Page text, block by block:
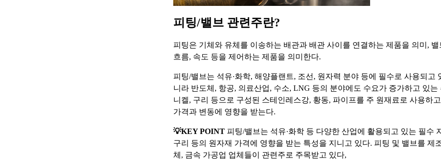
피팅/밸브 관련주란?
피팅은 기체와 유체를 이송하는 배관과 배관 사이를 연결하는 제품을 의미,
흐름, 속도 등을 제어하는 제품을 의미한다.
피팅/밸브는 석유·화학, 해양플랜트, 조선, 원자력 분야 등에 필수로 사용되고
니라 반도체, 항공, 의료산업, 수소, LNG 등의 분야에도 수요가 증가하고 있는
니켈, 구리 등으로 구성된 스테인레스강, 황동, 파이프를 주 원재료로 사용하
가격과 변동에 영향을 받는다.
💡KEY POINT 피팅/밸브는 석유·화학 등 다양한 산업에 활용되고 있는 필수
구리 등의 원자재 가격에 영향을 받는 특성을 지니고 있다. 피팅 및 밸브를 제
체, 금속 가공업 업체들이 관련주로 주목받고 있다,